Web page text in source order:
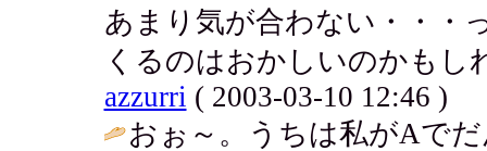
あまり気が合わない・・・
くるのはおかしいのかもし
azzurri ( 2003-03-10 12:46 )
おぉ～。うちは私がAで